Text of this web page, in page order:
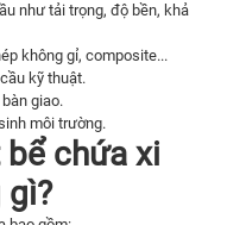
như tải trọng, độ bền, khả
không gỉ, composite...
kỹ thuật.
giao.
môi trường.
chứa xi
gì?